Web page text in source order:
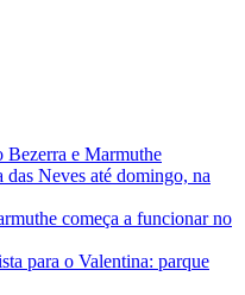
Bezerra e Marmuthe
das Neves até domingo, na
começa a funcionar no
para o Valentina: parque